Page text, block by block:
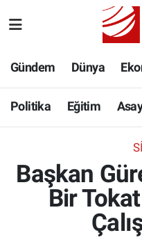
Gündem Dünya
Politika Eğitim
Başkan
Bir
Eğitim
Asayiş
Yaşam
Kültür & Sanat
Hava Durumu
Namaz Vakitleri
Süper Lig Puan
Tüm Manşetler